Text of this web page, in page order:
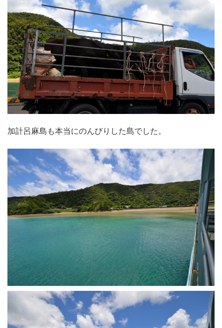
加計呂麻島も本当にのんびりした島でした。